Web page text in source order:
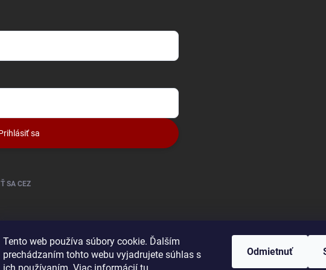
Tento web používa súbory cookie. Ďalším
prechádzaním tohto webu vyjadrujete súhlas s
Odmietnuť
sa
SA CEZ